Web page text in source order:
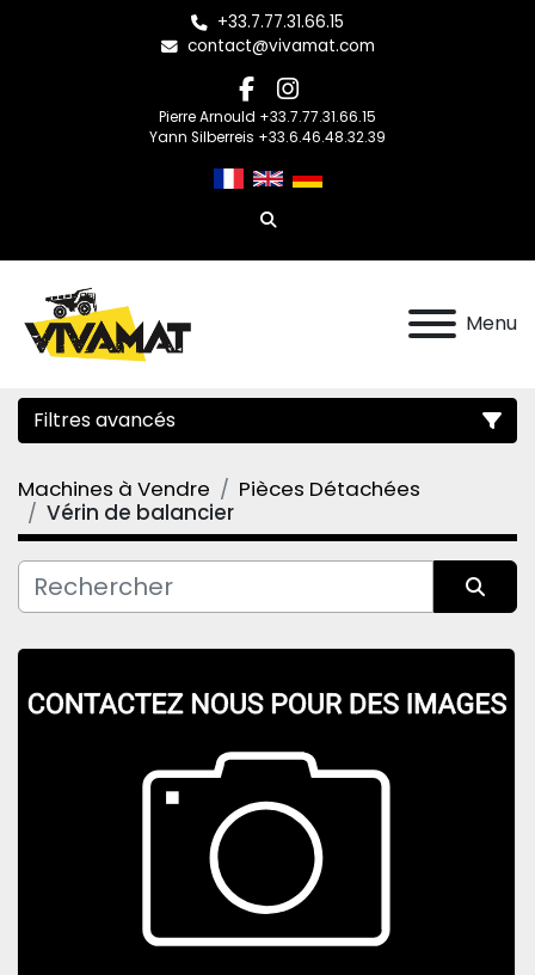
+33.7.77.31.66.15
contact@vivamat.com
facebook
instagram
Pierre Arnould +33.7.77.31.66.15
Yann Silberreis +33.6.46.48.32.39
Rechercher
Menu
Filtres avancés
Catégorie
Fabricant
Condition
Machines à Vendre
Pièces Détachées
Vérin de balancier